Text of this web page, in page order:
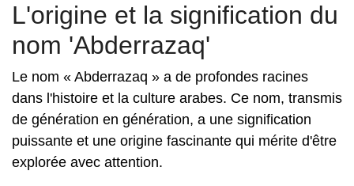
L'origine et la signification du
nom 'Abderrazaq'
Le nom « Abderrazaq » a de profondes racines
dans l'histoire et la culture arabes. Ce nom, transmis
de génération en génération, a une signification
puissante et une origine fascinante qui mérite d'être
explorée avec attention.